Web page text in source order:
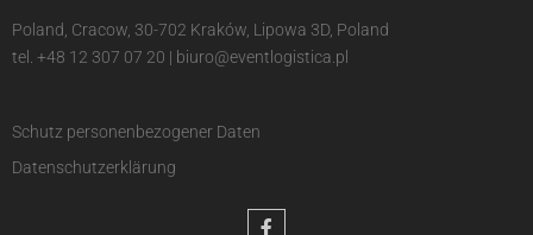
Poland, Cracow, 30-702 Kraków, Lipowa 3D, Poland
tel. +48 12 307 07 20 | biuro@eventlogistica.pl
Schutz personenbezogener Daten
Datenschutzerklärung